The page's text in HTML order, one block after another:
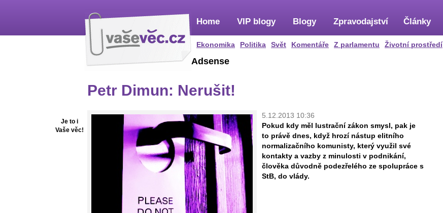
Home
Ekonomika Politika Svět Komentáře Z parlamentu Životní prostředí
VIP blogy Blogy Zpravodajství Články
Je to i
Vaše věc!
Adsense
Petr Dimun: Nerušit!
5.12.2013 10:36
Pokud kdy měl lustrační zákon smysl, pak je
to právě dnes, když hrozí nástup elitního
normalizačního komunisty, který využil své
kontakty a vazby z minulosti v podnikání,
člověka důvodně podezřelého ze spolupráce s
StB, do vlády.